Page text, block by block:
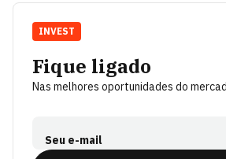
Fique ligado
Nas melhores oportunidades do
Seu e-mail
INVEST